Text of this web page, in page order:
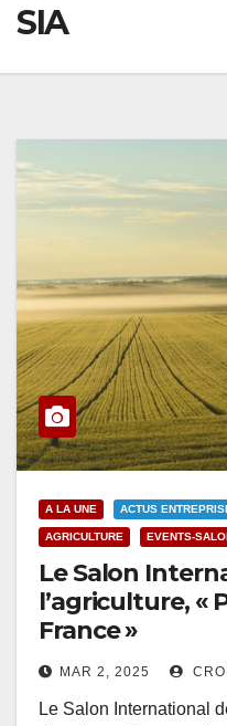
SIA
A LA UNE ACTUS
AGRICULTURE EVENTS-
Le Salon
l’agriculture, «
France »
MAR 2, 2025
Le Salon International